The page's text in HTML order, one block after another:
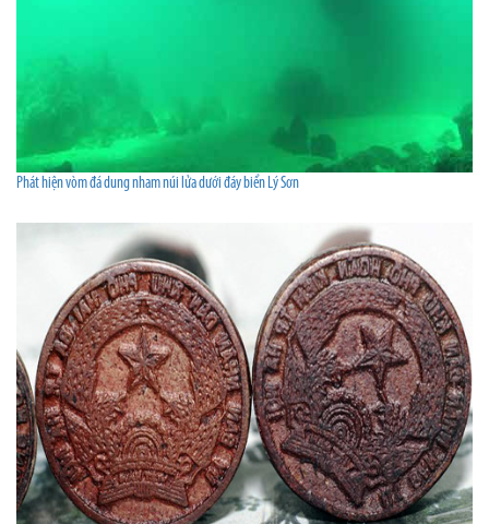
Phát hiện vòm đá dung nham núi lửa dưới đáy biển Lý Sơn